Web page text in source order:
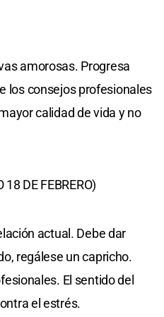
amorosas. Progresa
los consejos profesionales
calidad de vida y no
18 DE FEBRERO)
actual. Debe dar
regálese un capricho.
El sentido del
el estrés.